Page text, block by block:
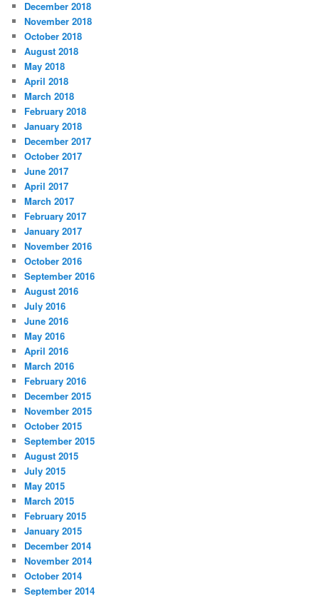
December 2018
November 2018
October 2018
August 2018
May 2018
April 2018
March 2018
February 2018
January 2018
December 2017
October 2017
June 2017
April 2017
March 2017
February 2017
January 2017
November 2016
October 2016
September 2016
August 2016
July 2016
June 2016
May 2016
April 2016
March 2016
February 2016
December 2015
November 2015
October 2015
September 2015
August 2015
July 2015
May 2015
March 2015
February 2015
January 2015
December 2014
November 2014
October 2014
September 2014